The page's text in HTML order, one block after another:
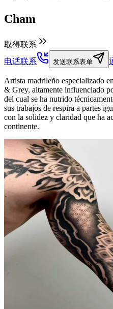
Cham
取得联系
电话联系
发送联系表单
Artista madrileño especializado
& Grey, altamente influenciado
del cual se ha nutrido
sus trabajos de respira a partes
con la solidez y claridad que ha
continente.